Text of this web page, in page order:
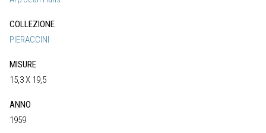
COLLEZIONE
PIERACCINI
MISURE
15,3 X 19,5
ANNO
1959